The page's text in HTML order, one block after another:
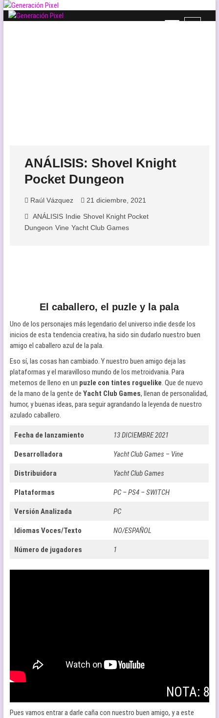
Saltar
B
ANÁLISIS: Shovel Knight
Pocket Dungeon
Raúl Vázquez 21 diciembre, 2021
ANÁLISIS Indie Shovel Knight Pocket
Dungeon Vine Yacht Club Games
El caballero, el puzle y la pala
Uno de los personajes más legendario del universo indie desde los
inicios de esta tendencia creativa, ha sido sin dudarlo nuestro buen
amigo el caballero azul de la pala.
Eso sí, las cosas han cambiado. Y nuestro buen amigo deja las
plataformas y el maravilloso mundo de los metroidvania. Para
meternos de lleno en un puzle con tintes roguelike. Que de nuevo
de la mano de la gente de Yacht Club Games, llenan de personalidad,
humor, y buenas ideas, para seguir agrandando la leyenda de nuestro
azulado caballero.
Fecha de lanzamiento 13 DICIEMBRE 2021
Desarrolladora Yacht Club Games – Vine
Distribuidora Yacht Club Games
Plataformas PC – PS4 – SWITCH
Versión Analizada PC
Idiomas Voces/Texto NO/ESPAÑOL
Número de jugadores 1
NOTA: 8
Pues vamos entrar a darle caña con nuestro buen amigo, y a este